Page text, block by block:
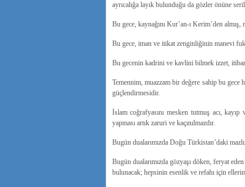
ayrıcalığa layık bulunduğu da gözler önüne
Bu gece, kaynağını Kur’an-ı Kerim’den
Bu gece, iman ve itikat zenginliğinin manevi
Bu gecenin kadrini ve kavlini bilmek izzet,
Temennim, muazzam bir değere sahip bu gece
güçlendirmesidir.
İslam coğrafyasını mesken tutmuş acı,
yapması artık zaruri ve kaçınılmazdır.
Bugün dualarımızda Doğu Türkistan’daki
Bugün dualarımızda gözyaşı döken, feryat
bulunacak; hepsinin esenlik ve refahı için